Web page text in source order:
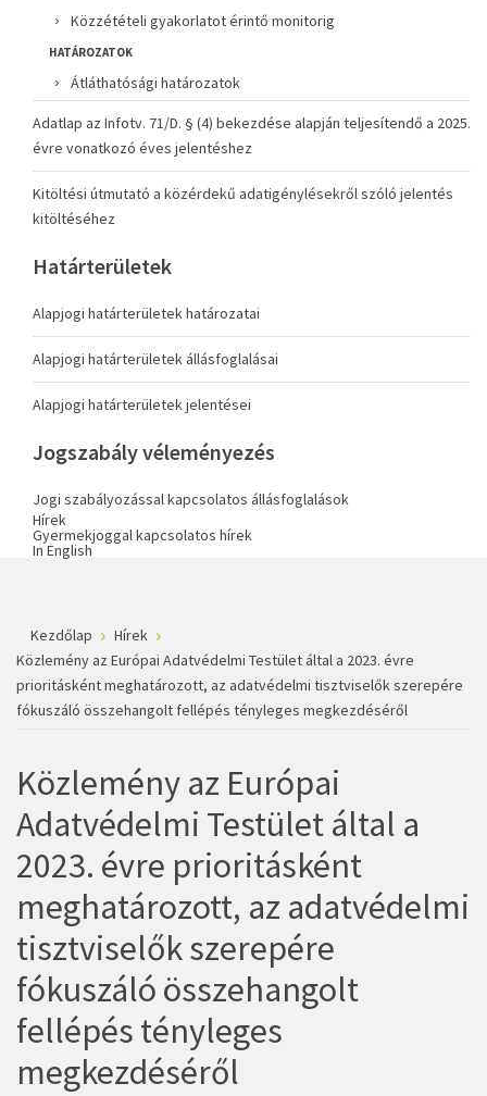
Közzétételi gyakorlatot érintő monitorig
HATÁROZATOK
Átláthatósági határozatok
Adatlap az Infotv. 71/D. § (4) bekezdése alapján teljesítendő a 2025.
évre vonatkozó éves jelentéshez
Kitöltési útmutató a közérdekű adatigénylésekről szóló jelentés
kitöltéséhez
Határterületek
Alapjogi határterületek határozatai
Alapjogi határterületek állásfoglalásai
Alapjogi határterületek jelentései
Jogszabály véleményezés
Jogi szabályozással kapcsolatos állásfoglalások
Hírek
Gyermekjoggal kapcsolatos hírek
In English
Kezdőlap
Hírek
Közlemény az Európai Adatvédelmi Testület által a 2023. évre
prioritásként meghatározott, az adatvédelmi tisztviselők szerepére
fókuszáló összehangolt fellépés tényleges megkezdéséről
Közlemény az Európai
Adatvédelmi Testület által a
2023. évre prioritásként
meghatározott, az adatvédelmi
tisztviselők szerepére
fókuszáló összehangolt
fellépés tényleges
megkezdéséről